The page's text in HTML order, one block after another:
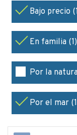
Bajo precio
En familia (1)
Por la
Por el mar